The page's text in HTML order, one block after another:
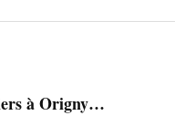
à Origny…